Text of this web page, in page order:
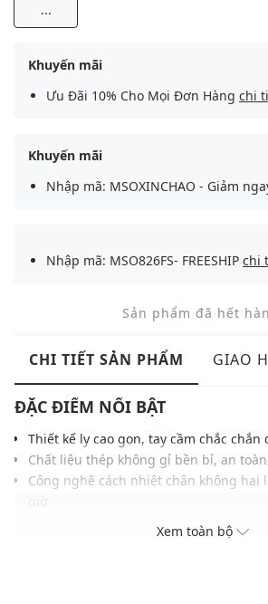
...
Khuyến mãi
Ưu Đãi 10% Cho Mọi Đơn Hàng chi
Khuyến mãi
Nhập mã: MSOXINCHAO - Giảm
Nhập mã: MSO826FS- FREESHIP chi
Sản phẩm đã hết
CHI TIẾT SẢN PHẨM GIAO
ĐẶC ĐIỂM NỔI BẬT
Thiết kế ly cao gọn, tay cầm chắc chắn
Chất liệu thép không gỉ bền bỉ, an
Công nghệ cách nhiệt chân không hai
Nắp chống tràn tích hợp ống hút
Xem toàn bộ